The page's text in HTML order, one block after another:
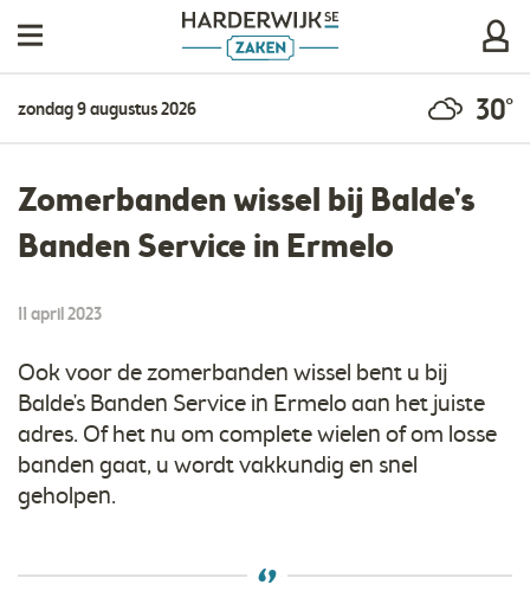
zondag 9 augustus 2026 30°
Zomerbanden wissel bij Balde's
Banden Service in Ermelo
11 april 2023
Ook voor de zomerbanden wissel bent u bij
Balde's Banden Service in Ermelo aan het juiste
adres. Of het nu om complete wielen of om losse
banden gaat, u wordt vakkundig en snel
geholpen.